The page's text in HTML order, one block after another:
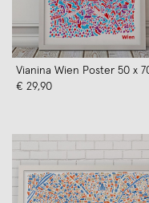
Vianina Wien Poster 50 x
€ 29,90